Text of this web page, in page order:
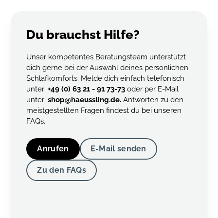
Du brauchst Hilfe?
Unser kompetentes Beratungsteam unterstützt
dich gerne bei der Auswahl deines persönlichen
Schlafkomforts. Melde dich einfach telefonisch
unter:+49 (0) 63 21 - 91 73-73 oder per E-Mail
unter:shop@haeussling.de.Antworten zu den
meistgestellten Fragen findest du bei unseren
FAQs.
Anrufen E-Mail senden
Zu den FAQs